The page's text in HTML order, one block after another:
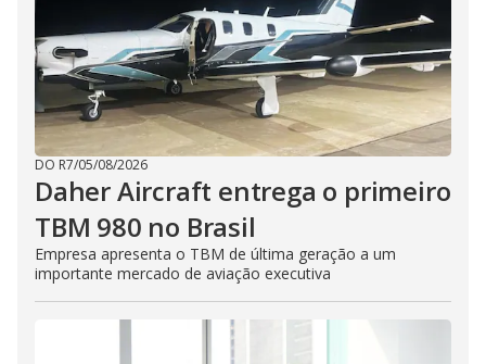
DO R7/05/08/2026
Daher Aircraft entrega o primeiro
TBM 980 no Brasil
Empresa apresenta o TBM de última geração a um
importante mercado de aviação executiva